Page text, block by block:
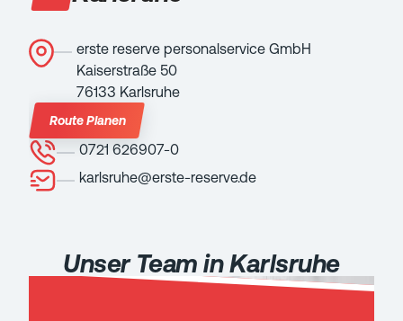
erste reserve personalservice GmbH
Kaiserstraße 50
76133 Karlsruhe
Route Planen
0721 626907-0
karlsruhe@erste-reserve.de
Unser Team in Karlsruhe